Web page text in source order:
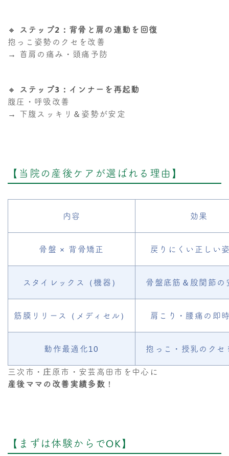
🔸
ステップ2：背骨と肩の連動を回復
抱っこ姿勢のクセを改善
→ 首肩の痛み・頭痛予防
🔸
ステップ3：インナーを再起動
腹圧・呼吸改善
→ 下腹スッキリ＆姿勢が安定
【当院の産後ケアが選ばれる理由】
内容 効果
骨盤 × 背骨矯正 戻りにくい正しい
スタイレックス（機器） 骨盤底筋＆股関節の
筋膜リリース（メディセル） 肩こり・腰痛の即
動作最適化10 抱っこ・授乳のクセ
三次市・庄原市・安芸高田市を中心に
産後ママの改善実績多数 ！
【まずは体験からでOK】